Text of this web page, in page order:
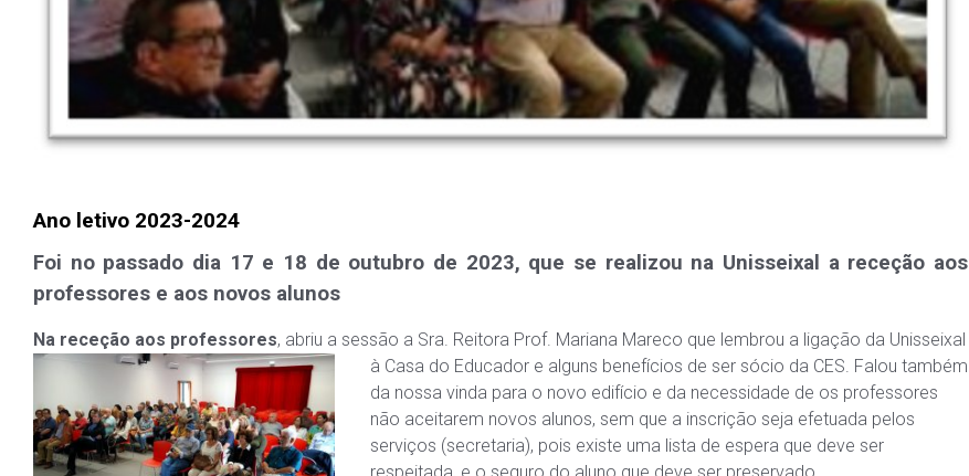
Ano letivo 2023-2024
Foi no passado dia 17 e 18 de outubro de 2023, que se realizou na Unisseixal a receção aos
professores e aos novos alunos
Na receção aos professores, abriu a sessão a Sra. Reitora Prof. Mariana Mareco que lembrou a ligação da Unisseixal
à Casa do Educador e alguns benefícios de ser sócio da CES. Falou também
da nossa vinda para o novo edifício e da necessidade de os professores
não aceitarem novos alunos, sem que a inscrição seja efetuada pelos
serviços (secretaria), pois existe uma lista de espera que deve ser